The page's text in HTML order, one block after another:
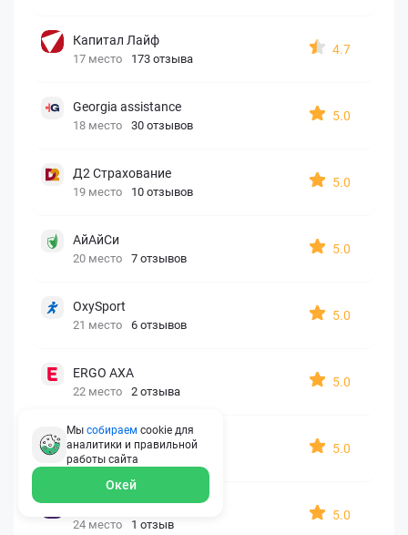
Капитал Лайф
17 место 173 отзыва
4.7
Georgia assistance
18 место 30 отзывов
5.0
Д2 Страхование
19 место 10 отзывов
5.0
АйАйСи
20 место 7 отзывов
5.0
OxySport
21 место 6 отзывов
5.0
ERGO AXA
22 место 2 отзыва
5.0
Oxy Travel Premium
23 место 1 отзыв
5.0
УралСиб
24 место 1 отзыв
5.0
Мы собираем cookie для
аналитики и правильной
работы сайта
Окей